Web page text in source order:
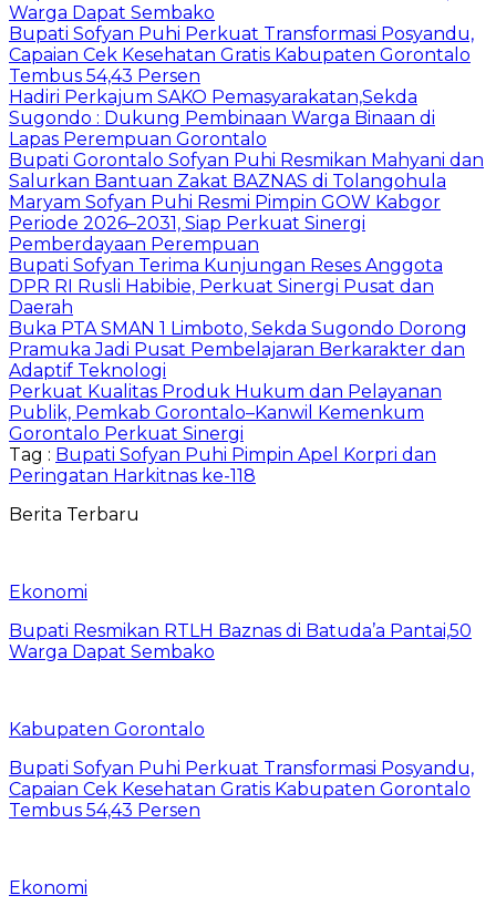
Warga Dapat Sembako
Bupati Sofyan Puhi Perkuat Transformasi Posyandu,
Capaian Cek Kesehatan Gratis Kabupaten Gorontalo
Tembus 54,43 Persen
Hadiri Perkajum SAKO Pemasyarakatan,Sekda
Sugondo : Dukung Pembinaan Warga Binaan di
Lapas Perempuan Gorontalo
Bupati Gorontalo Sofyan Puhi Resmikan Mahyani dan
Salurkan Bantuan Zakat BAZNAS di Tolangohula
Maryam Sofyan Puhi Resmi Pimpin GOW Kabgor
Periode 2026–2031, Siap Perkuat Sinergi
Pemberdayaan Perempuan
Bupati Sofyan Terima Kunjungan Reses Anggota
DPR RI Rusli Habibie, Perkuat Sinergi Pusat dan
Daerah
Buka PTA SMAN 1 Limboto, Sekda Sugondo Dorong
Pramuka Jadi Pusat Pembelajaran Berkarakter dan
Adaptif Teknologi
Perkuat Kualitas Produk Hukum dan Pelayanan
Publik, Pemkab Gorontalo–Kanwil Kemenkum
Gorontalo Perkuat Sinergi
Tag : Bupati Sofyan Puhi Pimpin Apel Korpri dan
Peringatan Harkitnas ke-118
Berita Terbaru
Ekonomi
Bupati Resmikan RTLH Baznas di Batuda’a Pantai,50
Warga Dapat Sembako
Kabupaten Gorontalo
Bupati Sofyan Puhi Perkuat Transformasi Posyandu,
Capaian Cek Kesehatan Gratis Kabupaten Gorontalo
Tembus 54,43 Persen
Ekonomi